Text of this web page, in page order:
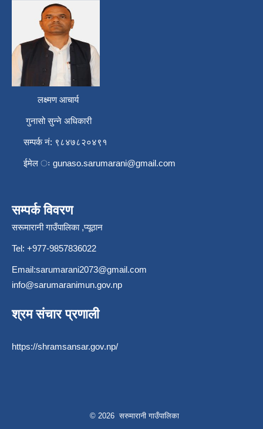
लक्ष्मण आचार्य
गुनासो सुन्ने अधिकारी
सम्पर्क नं: ९८४७८२०४९१
ईमेल ः gunaso.sarumarani@gmail.com
सम्पर्क विवरण
सरूमारानी गाउँपालिका ,प्यूठान
Tel: +977-9857836022
Email:sarumarani2073@gmail.com
info@sarumaranimun.gov.np
श्रम संचार प्रणाली
https://shramsansar.gov.np/
© 2026 सरुमारानी गाउँपालिका